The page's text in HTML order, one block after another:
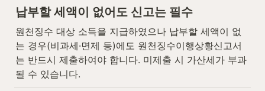
납부할 세액이 없어도 신고는 필수
원천징수 대상 소득을 지급하였으나 납부할 세액이 없
는 경우(비과세·면제 등)에도 원천징수이행상황신고서
는 반드시 제출하여야 합니다. 미제출 시 가산세가 부과
될 수 있습니다.